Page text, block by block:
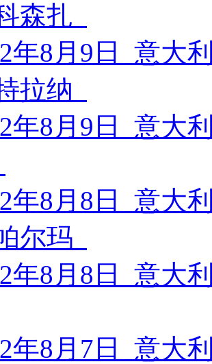
森扎
年8月9日 意大
拉纳
年8月9日 意大
年8月8日 意大
尔玛
年8月8日 意大
年8月7日 意大